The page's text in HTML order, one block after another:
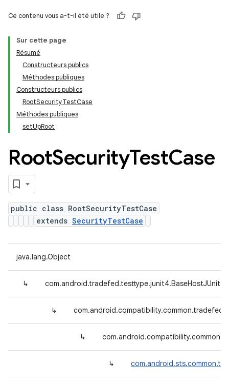
Ce contenu vous a-t-il été utile ?
Sur cette page
Résumé
Constructeurs publics
Méthodes publiques
Constructeurs publics
RootSecurityTestCase
Méthodes publiques
setUpRoot
RootSecurityTestCase
public class RootSecurityTestCase
extends SecurityTestCase
java.lang.Object
↳
↳
↳
↳